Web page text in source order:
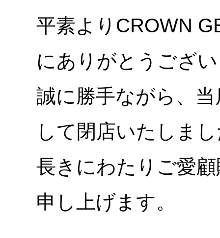
平素よりCROWN
にありがとうござ
誠に勝手ながら、
して閉店いたしま
長きにわたりご愛
申し上げます。